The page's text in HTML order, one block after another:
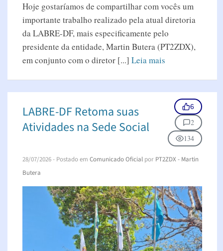
Hoje gostaríamos de compartilhar com vocês um
importante trabalho realizado pela atual diretoria
da LABRE-DF, mais especificamente pelo
presidente da entidade, Martin Butera (PT2ZDX),
em conjunto com o diretor [...] Leia mais
LABRE-DF Retoma suas
Atividades na Sede Social
6
2
134
28/07/2026- Postado em Comunicado Oficial por PT2ZDX - Martin
Butera